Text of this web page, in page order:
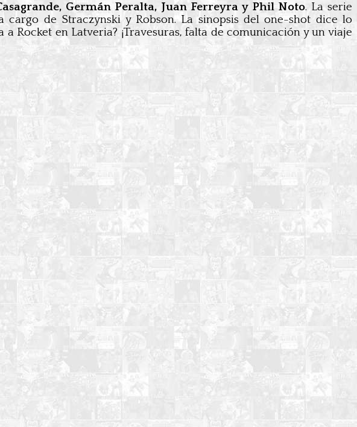
Germán Peralta, Juan Ferreyra y Phil Noto. La serie
cargo de Straczynski y Robson. La sinopsis del one-shot dice lo
Rocket en Latveria? ¡Travesuras, falta de comunicación y un viaje